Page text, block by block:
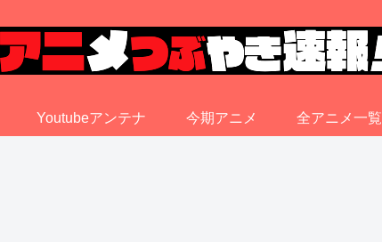
Youtubeアンテナ 今期アニメ 全アニメ一覧